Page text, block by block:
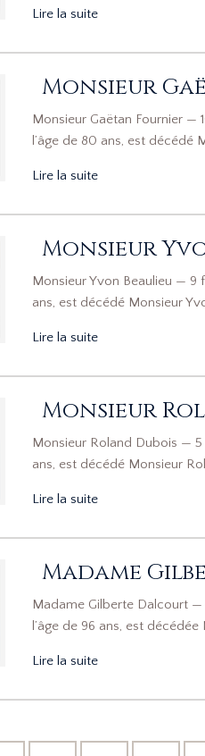
Lire la suite
Monsieur
Monsieur Gaëtan Fournier —
l’âge de 80 ans, est décédé
Lire la suite
Monsieur
Monsieur Yvon Beaulieu — 9
ans, est décédé Monsieur
Lire la suite
Monsieur
Monsieur Roland Dubois — 5
ans, est décédé Monsieur
Lire la suite
Madame
Madame Gilberte Dalcourt —
l’âge de 96 ans, est
Lire la suite